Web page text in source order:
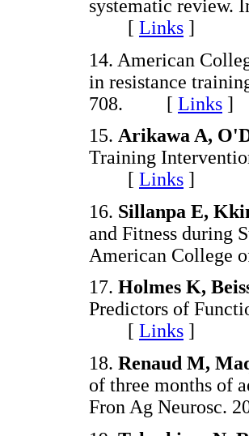
systematic review.
[ Links ]
14. American
in resistance
708. [ Links ]
15. Arikawa A,
Training
[ Links ]
16. Sillanpa E,
and Fitness during
American
17. Holmes K,
Predictors of
[ Links ]
18. Renaud M,
of three months of
Fron Ag